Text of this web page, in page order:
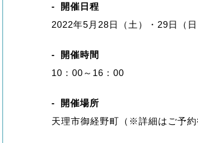
開催日程
2022年5月28日（土）・29日（日
開催時間
10：00～16：00
開催場所
天理市御経野町（※詳細はご予約